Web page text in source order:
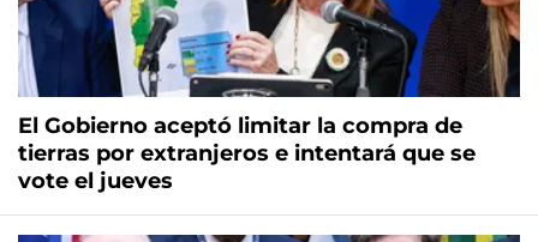
El Gobierno aceptó limitar la compra de
tierras por extranjeros e intentará que se
vote el jueves